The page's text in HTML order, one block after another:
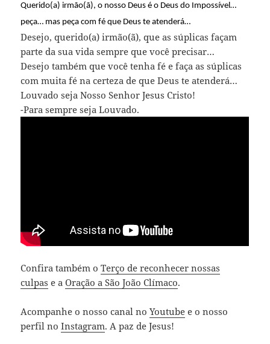
Querido(a) irmão(ã), o nosso Deus é o Deus do Impossível…
peça… mas peça com fé que Deus te atenderá…
Desejo, querido(a) irmão(ã), que as súplicas façam
parte da sua vida sempre que você precisar…
Desejo também que você tenha fé e faça as súplicas
com muita fé na certeza de que Deus te atenderá…
Louvado seja Nosso Senhor Jesus Cristo!
-Para sempre seja Louvado.
Confira também oTerço de reconhecer nossas
culpas e aOração a São João Clímaco.
Acompanhe o nosso canal noYoutube e o nosso
perfil noInstagram. A paz de Jesus!